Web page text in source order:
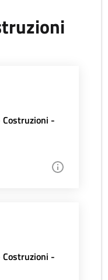
-
-